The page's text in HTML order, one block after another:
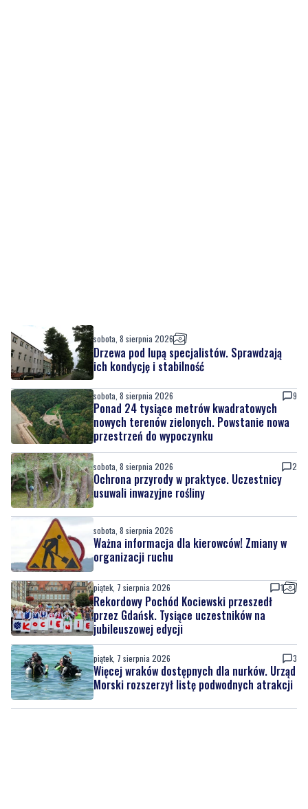
sobota, 8 sierpnia 2026
Drzewa pod lupą specjalistów. Sprawdzają
ich kondycję i stabilność
sobota, 8 sierpnia 2026 9
Ponad 24 tysiące metrów kwadratowych
nowych terenów zielonych. Powstanie nowa
przestrzeń do wypoczynku
sobota, 8 sierpnia 2026 2
Ochrona przyrody w praktyce. Uczestnicy
usuwali inwazyjne rośliny
sobota, 8 sierpnia 2026
Ważna informacja dla kierowców! Zmiany w
organizacji ruchu
piątek, 7 sierpnia 2026 1
Rekordowy Pochód Kociewski przeszedł
przez Gdańsk. Tysiące uczestników na
jubileuszowej edycji
piątek, 7 sierpnia 2026 3
Więcej wraków dostępnych dla nurków. Urząd
Morski rozszerzył listę podwodnych atrakcji